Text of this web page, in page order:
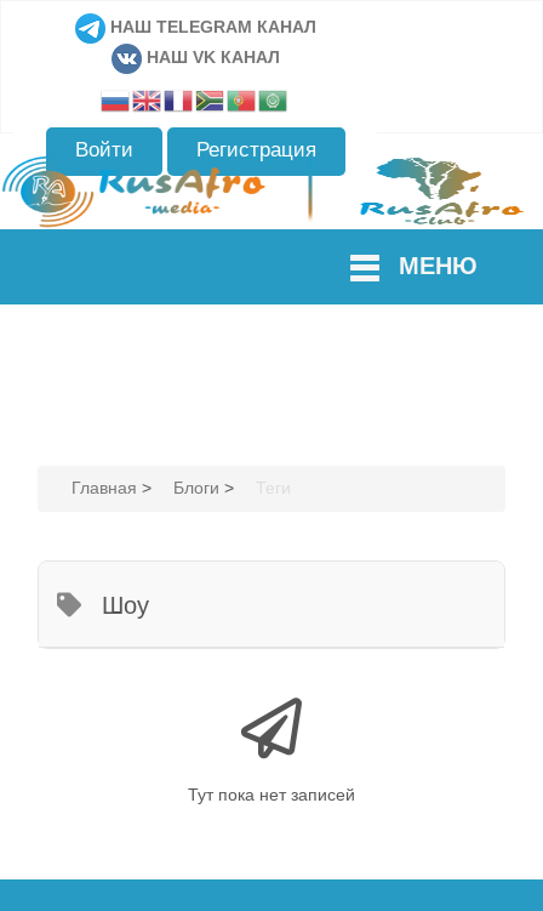
НАШ TELEGRAM КАНАЛ
НАШ VK КАНАЛ
Войти Регистрация
МЕНЮ
Главная > Блоги > Теги
Шоу
Тут пока нет записей